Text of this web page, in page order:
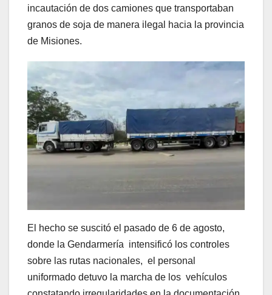
incautación de dos camiones que transportaban
granos de soja de manera ilegal hacia la provincia
de Misiones.
El hecho se suscitó el pasado de 6 de agosto,
donde la Gendarmería intensificó los controles
sobre las rutas nacionales, el personal
uniformado detuvo la marcha de los vehículos